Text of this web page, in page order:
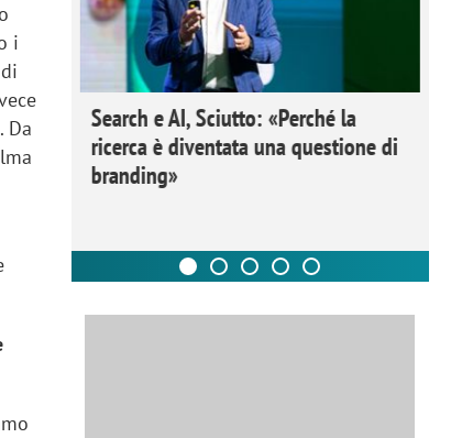
i
Da
i
e
Search e AI, Sciutto: «Perché la
ricerca è diventata una questione di
branding»